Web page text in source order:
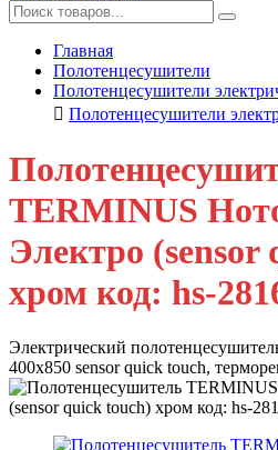
Главная
Полотенцесушители
Полотенцесушители
Полотенцесушители
TERMINUS
Электро (sensor
хром код: hs-
Электрический
400х850 sensor quick touch,